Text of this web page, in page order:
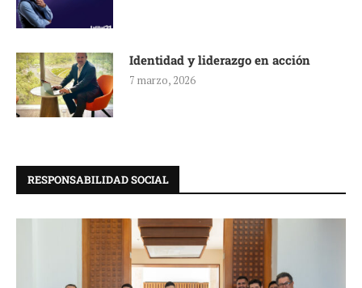
Identidad y liderazgo en acción
7 marzo, 2026
RESPONSABILIDAD SOCIAL